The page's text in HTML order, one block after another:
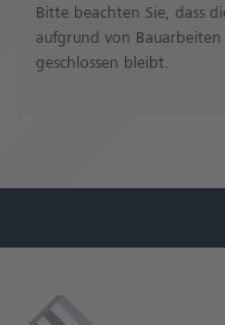
Bitte beachten Sie, dass
aufgrund von
geschlossen bleibt.